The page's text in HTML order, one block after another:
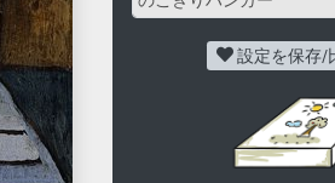
設定を保存/